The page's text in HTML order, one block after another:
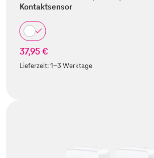
Kontaktsensor
37,95 €
Lieferzeit:1-3 Werktage